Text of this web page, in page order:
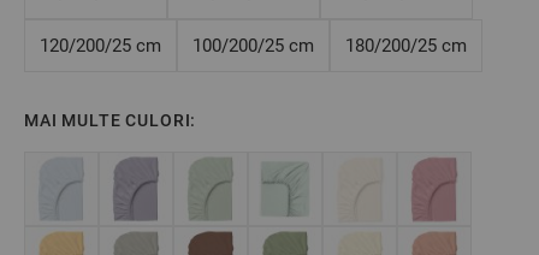
Fabricat în Bulgaria
Mărime: 140/200/25 cm – acest cearșaf este potrivit
Poate varia ușor culoarea sau tonalitatea.
120/200/25 cm 100/200/25 cm 180/200/25 cm
MAI MULTE CULORI: